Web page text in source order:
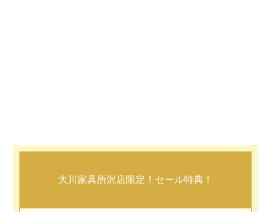
大川家具所沢店限定！セール特典！